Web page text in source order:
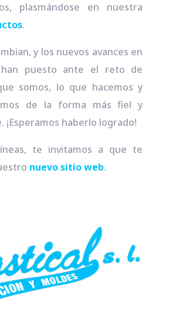
plasmándose en nuestra
.
y los nuevos avances en
puesto ante el reto de
somos, lo que hacemos y
de la forma más fiel y
¡Esperamos haberlo logrado!
te invitamos a que te
nuevo sitio web.